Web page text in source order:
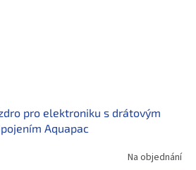
pro elektroniku s drátovým
Aquapac
Na objednání